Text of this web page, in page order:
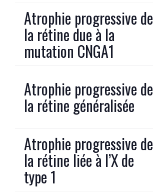
Atrophie progressive de
la rétine due à la
mutation CNGA1
Atrophie progressive de
la rétine généralisée
Atrophie progressive de
la rétine liée à l’X de
type 1